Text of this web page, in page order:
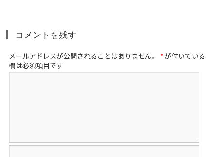
コメントを残す
メールアドレスが公開されることはありません。 * が付いている
欄は必須項目です